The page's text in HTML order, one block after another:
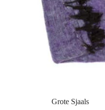
Grote Sjaals